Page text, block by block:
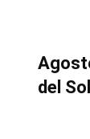
del